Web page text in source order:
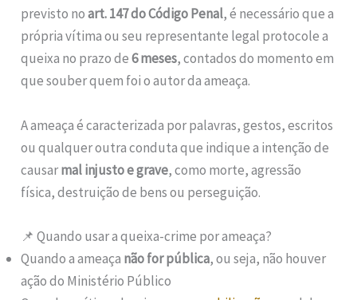
previsto noart. 147 do Código Penal, é necessário que a
própria vítima ou seu representante legal protocole a
queixa no prazo de6 meses, contados do momento em
que souber quem foi o autor da ameaça.
A ameaça é caracterizada por palavras, gestos, escritos
ou qualquer outra conduta que indique a intenção de
causarmal injusto e grave, como morte, agressão
física, destruição de bens ou perseguição.
📌 Quando usar a queixa-crime por ameaça?
Quando a ameaça não for pública, ou seja, não houver
ação do Ministério Público